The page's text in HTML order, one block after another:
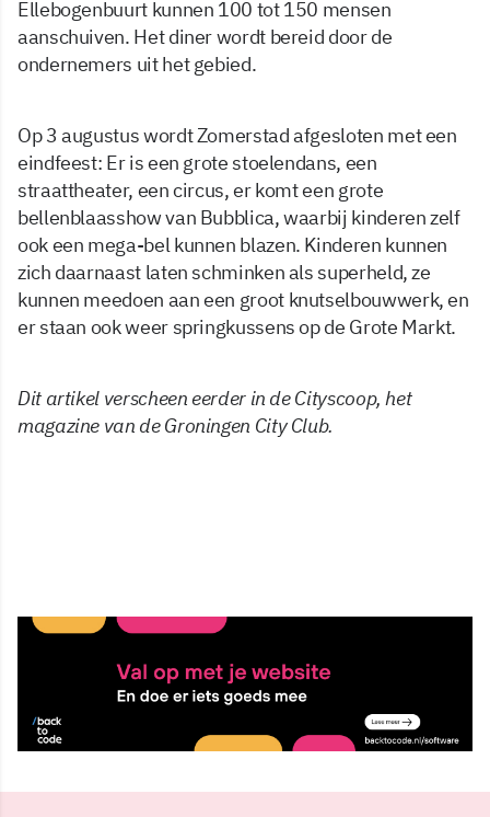
Ellebogenbuurt kunnen 100 tot 150 mensen
aanschuiven. Het diner wordt bereid door de
ondernemers uit het gebied.
Op 3 augustus wordt Zomerstad afgesloten met een
eindfeest: Er is een grote stoelendans, een
straattheater, een circus, er komt een grote
bellenblaasshow van Bubblica, waarbij kinderen zelf
ook een mega-bel kunnen blazen. Kinderen kunnen
zich daarnaast laten schminken als superheld, ze
kunnen meedoen aan een groot knutselbouwwerk, en
er staan ook weer springkussens op de Grote Markt.
Dit artikel verscheen eerder in de Cityscoop, het
magazine van de Groningen City Club.
7 jul 2025, 09:04
Delen